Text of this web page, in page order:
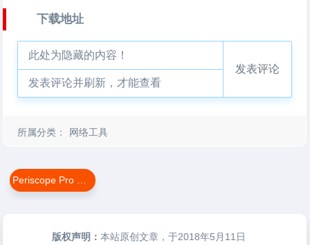
下载地址
此处为隐藏的内容！
发表评论并刷新，才能查看
发表评论
所属分类： 网络工具
版权声明：本站原创文章，于2018年5月11日